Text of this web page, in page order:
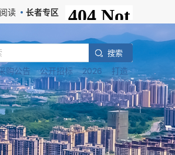
读 长者专区
搜 索
购公告 公开招标 2026 打造